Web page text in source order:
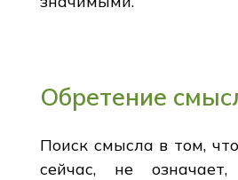
Обретение
Поиск смысла в том,
сейчас, не